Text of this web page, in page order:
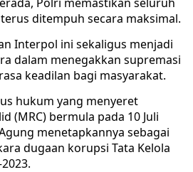
ditempuh secara maksimal.
Interpol ini sekaligus menjadi
dalam menegakkan supremasi
keadilan bagi masyarakat.
hukum yang menyeret
(MRC) bermula pada 10 Juli
menetapkannya sebagai
dugaan korupsi Tata Kelola